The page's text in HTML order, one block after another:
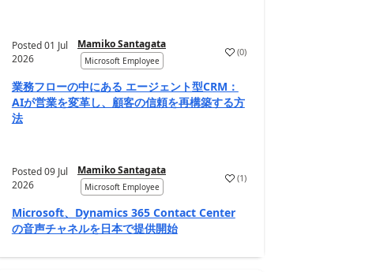
Posted01 Jul
2026
Mamiko Santagata
Microsoft Employee
(0)
業務フローの中にある エージェント型CRM：
AIが営業を変革し、顧客の信頼を再構築する方
法
Posted09 Jul
2026
Mamiko Santagata
Microsoft Employee
(1)
Microsoft、Dynamics 365 Contact Center
の音声チャネルを日本で提供開始